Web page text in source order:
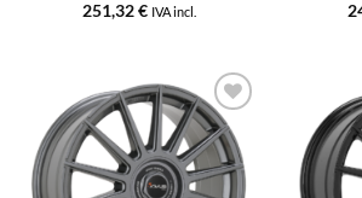
251,32€ IVA incl.
Aggiungi
alla lista
dei
desideri